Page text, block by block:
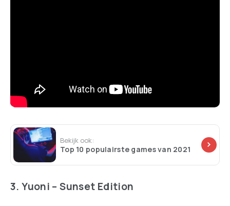
Bekijk ook:
Top 10 populairste games van 2021
3. Yuoni – Sunset Edition